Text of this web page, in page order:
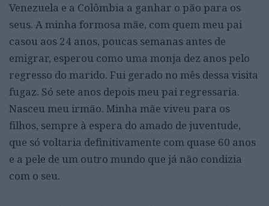
Venezuela e a Colômbia a ganhar o pão para os
seus. A minha formosa mãe, com quem meu pai
casou aos 24 anos, poucas semanas antes de
emigrar, esperou como uma monja dez anos pelo
regresso do marido. Fui gerado no mês dessa visita
fugaz. Só sete anos depois meu pai regressaria.
Nasceu meu irmão. Minha mãe viveu para os
filhos, sempre à espera do amado de juventude,
que só voltaria definitivamente com quase 60 anos
e a pele de um outro mundo que já não condizia
com o seu.